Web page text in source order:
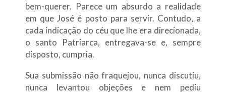
bem-querer. Parece um absurdo a realidade
em que José é posto para servir. Contudo, a
cada indicação do céu que lhe era direcionada,
o santo Patriarca, entregava-se e, sempre
disposto, cumpria.
Sua submissão não fraquejou, nunca discutiu,
nunca levantou objeções e nem pediu